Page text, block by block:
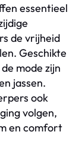
essentieel
de vrijheid
Geschikte
mode zijn
jassen.
ook
volgen,
en comfort